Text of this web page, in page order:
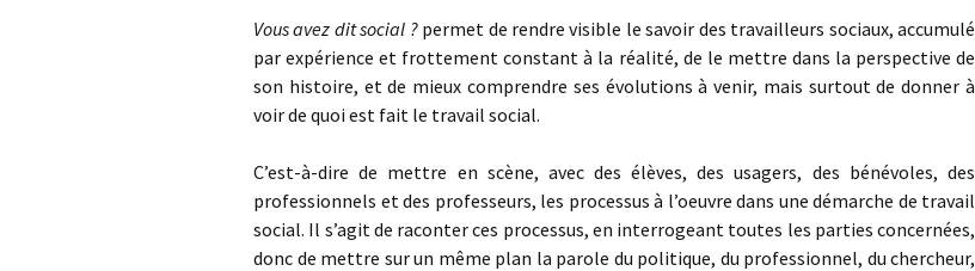
Vous avez dit social ?permet de rendre visible le savoir des travailleurs sociaux, accumulé
par expérience et frottement constant à la réalité, de le mettre dans la perspective de
son histoire, et de mieux comprendre ses évolutions à venir, mais surtout de donner à
voir de quoi est fait le travail social.
C’est-à-dire de mettre en scène, avec des élèves, des usagers, des bénévoles, des
professionnels et des professeurs, les processus à l’oeuvre dans une démarche de travail
social. Il s’agit de raconter ces processus, en interrogeant toutes les parties concernées,
donc de mettre sur un même plan la parole du politique, du professionnel, du chercheur,